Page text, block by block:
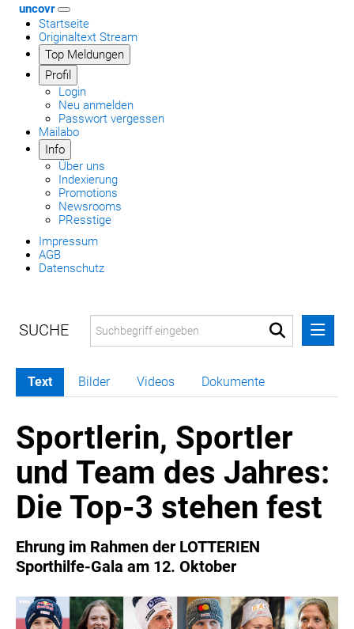
uncovr
Startseite
Originaltext Stream
Top Meldungen
Profil
Login
Neu anmelden
Passwort vergessen
Mailabo
Info
Über uns
Indexierung
Promotions
Newsrooms
PResstige
Impressum
AGB
Datenschutz
MELDUNGEN
COCA-COLA
COCA-COLA HBC ÖSTERREICH
RÖMERQUELLE
ÖSTERREICHISCHE SPORTHILFE
BARFLY'S CLUB
SPORTS MEDIA AUSTRIA
CULINARIUS
RECYCLEMICH-INITIATIVE
Text Bilder Videos Dokumente
Sportlerin, Sportler
und Team des Jahres:
Die Top-3 stehen fest
Ehrung im Rahmen der LOTTERIEN
Sporthilfe-Gala am 12. Oktober